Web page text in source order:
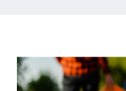
Puglia,